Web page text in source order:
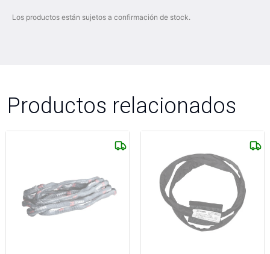
Los productos están sujetos a confirmación de stock.
Productos relacionados